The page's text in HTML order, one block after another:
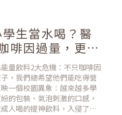
生當水喝？醫
啡因過量，更會
量飲料2大危機：不只咖啡因
，我們總希望他們能吃得營
一個校園異象：越來越多學
的包裝、氣泡刺激的口感，
人喝的提神飲料，入侵了孩